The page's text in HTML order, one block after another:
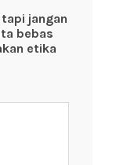
jangan
bebas
etika